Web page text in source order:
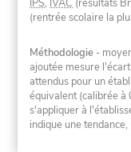
IPS, IVAC (résultats
(rentrée scolaire la
Méthodologie -
ajoutée mesure
attendus pour un
équivalent (calibrée à
s'appliquer à
indique une